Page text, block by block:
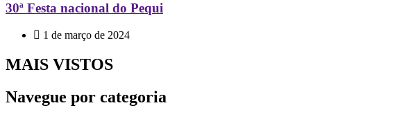
30ª Festa nacional do Pequi
1 de março de 2024
MAIS VISTOS
Navegue por categoria